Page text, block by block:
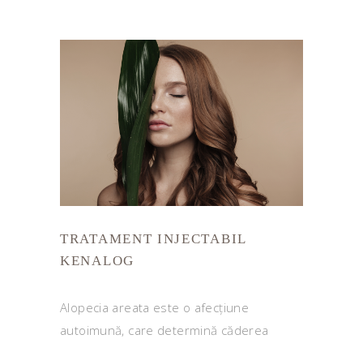
TRATAMENT INJECTABIL
KENALOG
Alopecia areata este o afecțiune
autoimună, care determină căderea